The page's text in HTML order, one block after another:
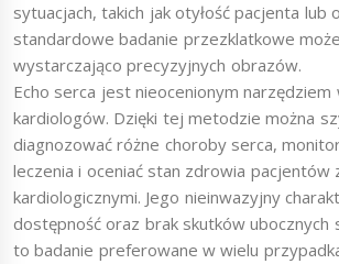
sytuacjach, takich jak otyłość pacjenta lub
standardowe badanie przezklatkowe
wystarczająco precyzyjnych obrazów.
Echo serca jest nieocenionym narzędziem
kardiologów. Dzięki tej metodzie można
diagnozować różne choroby serca,
leczenia i oceniać stan zdrowia pacjentów
kardiologicznymi. Jego nieinwazyjny
dostępność oraz brak skutków ubocznych
to badanie preferowane w wielu